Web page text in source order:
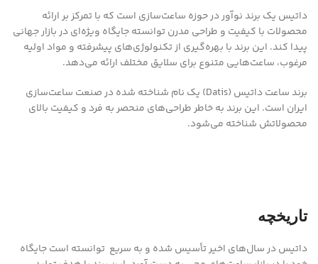
داتیس یک برند نوآور در حوزه ساعت‌سازی است که با تمرکز بر ارائه
محصولات با کیفیت و طراحی مدرن توانسته جایگاه ویژه‌ای در بازار جهانی
پیدا کند. این برند با بهره‌گیری از تکنولوژی‌های پیشرفته و مواد اولیه
مرغوب، ساعت‌هایی متنوع برای سلایق مختلف ارائه می‌دهد.
برند ساعت داتیس (Datis) یک نام شناخته شده در صنعت ساعت‌سازی
ایران است. این برند به خاطر طراحی‌های منحصر به فرد و کیفیت بالای
محصولاتش شناخته می‌شود.
تاریخچه
داتیس در سال‌های اخیر تأسیس شده و به سریع توانسته است جایگاه